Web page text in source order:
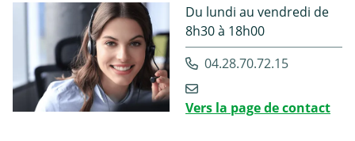
Du lundi au vendredi de
8h30 à 18h00
04.28.70.72.15
Vers la page de contact